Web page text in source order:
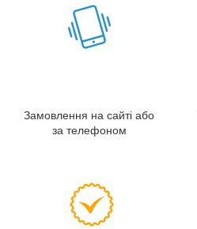
Замовлення на сайті або
за телефоном